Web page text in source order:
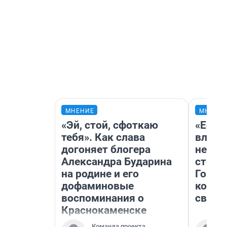
МНЕНИЕ
«Эй, стой, сфоткаю
тебя». Как слава
догоняет блогера
Александра Бударина
на родине и его
дофаминовые
воспоминания о
Краснокаменске